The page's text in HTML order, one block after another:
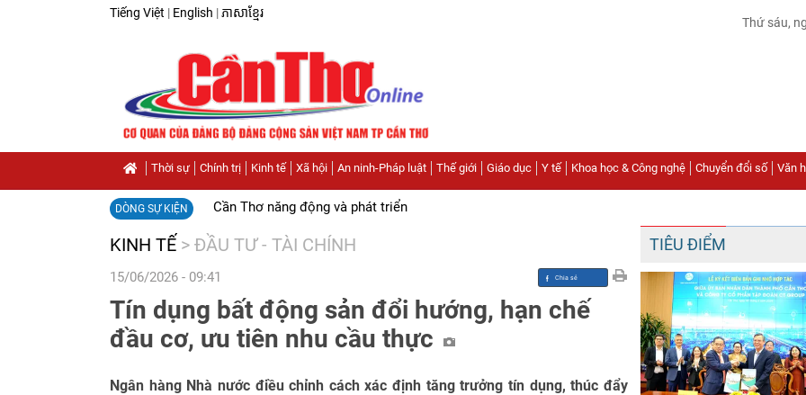
Tiếng Việt | English | ភាសាខ្មែរ
Thứ sáu,
Thời sự Chính trị Kinh tế Xã hội An ninh-Pháp luật Thế giới Giáo dục Y tế Khoa học & Công nghệ Chuyển đổi số Văn
DÒNG SỰ KIỆN Cần Thơ năng động và phát triển
KINH TẾ > ĐẦU TƯ - TÀI CHÍNH
15/06/2026 - 09:41
Tín dụng bất động sản đổi hướng, hạn chế
đầu cơ, ưu tiên nhu cầu thực
Ngân hàng Nhà nước điều chỉnh cách xác định tăng trưởng tín dụng, thúc đẩy
TIÊU ĐIỂM